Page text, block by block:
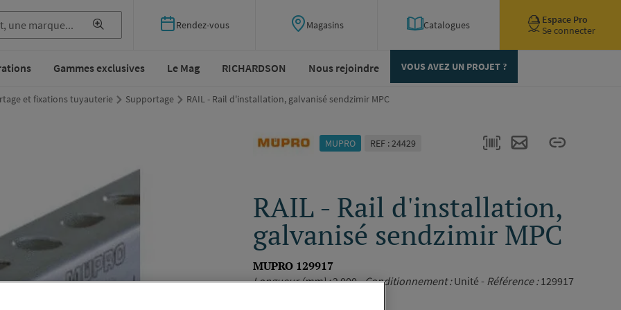
Rendez-vous Magasins Catalogues
Espace Pro
Se connecter
Gammes exclusives Le Mag RICHARDSON Nous rejoindre VOUS AVEZ UN PROJET ?
et fixations tuyauterie Supportage RAIL - Rail d'installation, galvanisé sendzimir MPC
MUPRO REF : 24429
RAIL - Rail d'installation,
galvanisé sendzimir MPC
MUPRO 129917
Longueur (mm) :2 000 -Conditionnement :Unité - Référence :129917